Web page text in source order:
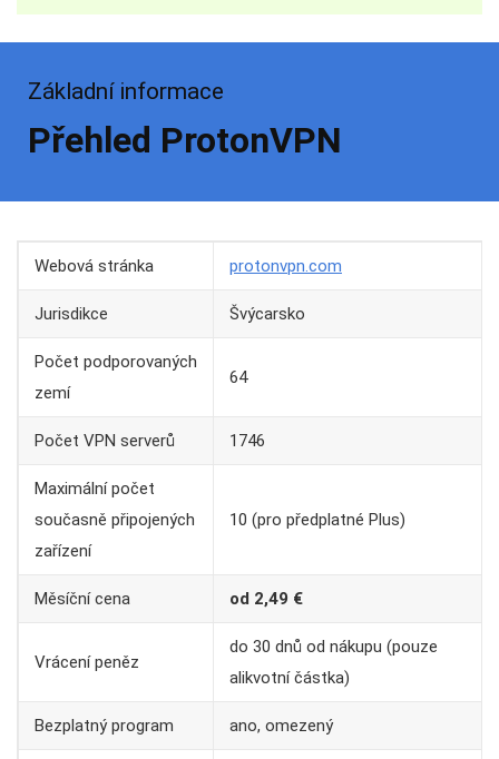
Základní informace
Přehled ProtonVPN
Webová stránka protonvpn.com
Jurisdikce Švýcarsko
Počet podporovaných
zemí
64
Počet VPN serverů 1746
Maximální počet
současně připojených
zařízení
10 (pro předplatné Plus)
Měsíční cena od 2,49 €
Vrácení peněz
do 30 dnů od nákupu (pouze
alikvotní částka)
Bezplatný program ano, omezený